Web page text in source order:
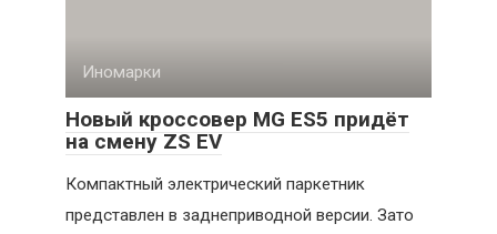
Иномарки
Новый кроссовер MG ES5 придёт
на смену ZS EV
Компактный электрический паркетник
представлен в заднеприводной версии. Зато